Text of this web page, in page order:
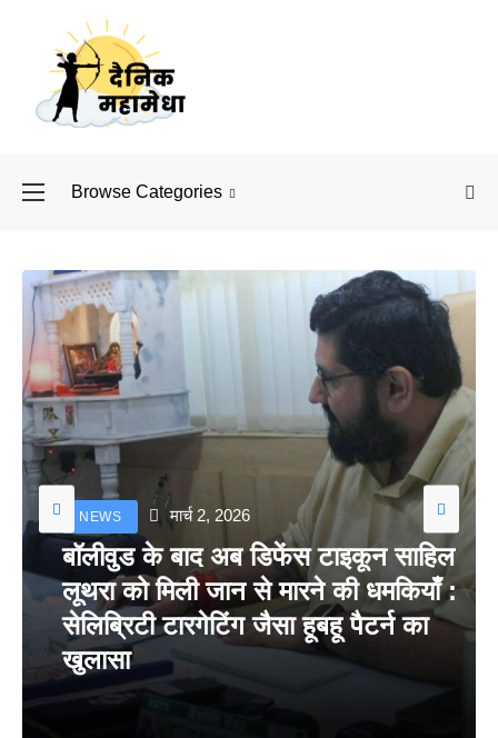
Browse Categories
NEWS मार्च 2, 2026
बॉलीवुड के बाद अब डिफेंस टाइकून साहिल
लूथरा को मिली जान से मारने की धमकियाँ :
सेलिब्रिटी टारगेटिंग जैसा हूबहू पैटर्न का
खुलासा